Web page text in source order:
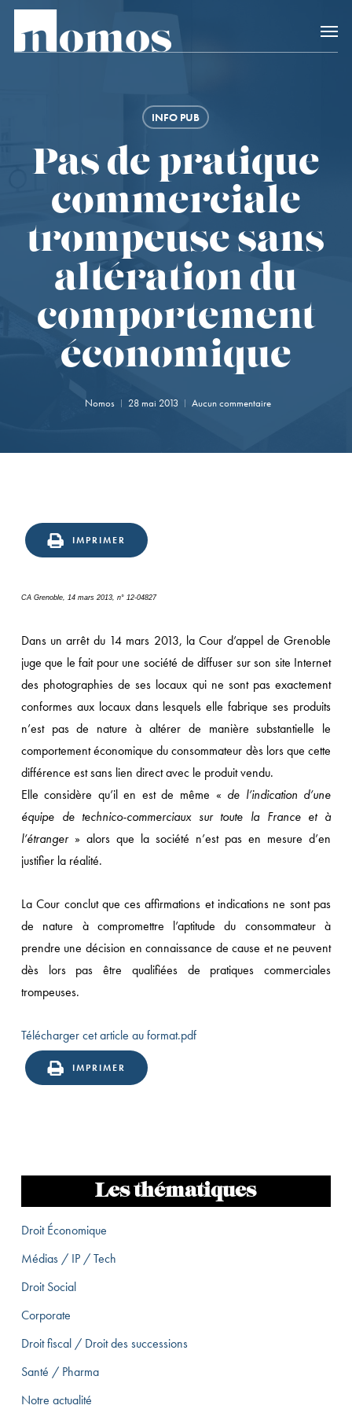
Skip
main
Accès rapide
INFO PUB
Pas de pratique
commerciale
trompeuse sans
altération du
comportement
économique
Nomos 28 mai 2013 Aucun commentaire
IMPRIMER
CA Grenoble, 14 mars 2013, n° 12-04827
Dans un arrêt du 14 mars 2013, la Cour d’appel de Grenoble
juge que le fait pour une société de diffuser sur son site Internet
des photographies de ses locaux qui ne sont pas exactement
conformes aux locaux dans lesquels elle fabrique ses produits
n’est pas de nature à altérer de manière substantielle le
comportement économique du consommateur dès lors que cette
différence est sans lien direct avec le produit vendu.
Elle considère qu’il en est de même « de l’indication d’une
équipe de technico-commerciaux sur toute la France et à
l’étranger » alors que la société n’est pas en mesure d’en
justifier la réalité.
La Cour conclut que ces affirmations et indications ne sont pas
de nature à compromettre l’aptitude du consommateur à
prendre une décision en connaissance de cause et ne peuvent
dès lors pas être qualifiées de pratiques commerciales
trompeuses.
Télécharger cet article au format.pdf
IMPRIMER
Les thématiques
Droit Économique
Médias / IP / Tech
Droit Social
Corporate
Droit fiscal / Droit des successions
Santé / Pharma
Notre actualité